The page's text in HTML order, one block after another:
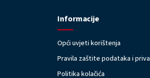
Informacije
Opći uvjeti korištenja
Pravila zaštite podataka i
Politika kolačića